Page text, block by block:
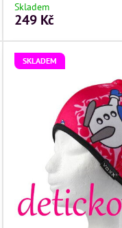
Skladem
249 Kč
SKLADEM